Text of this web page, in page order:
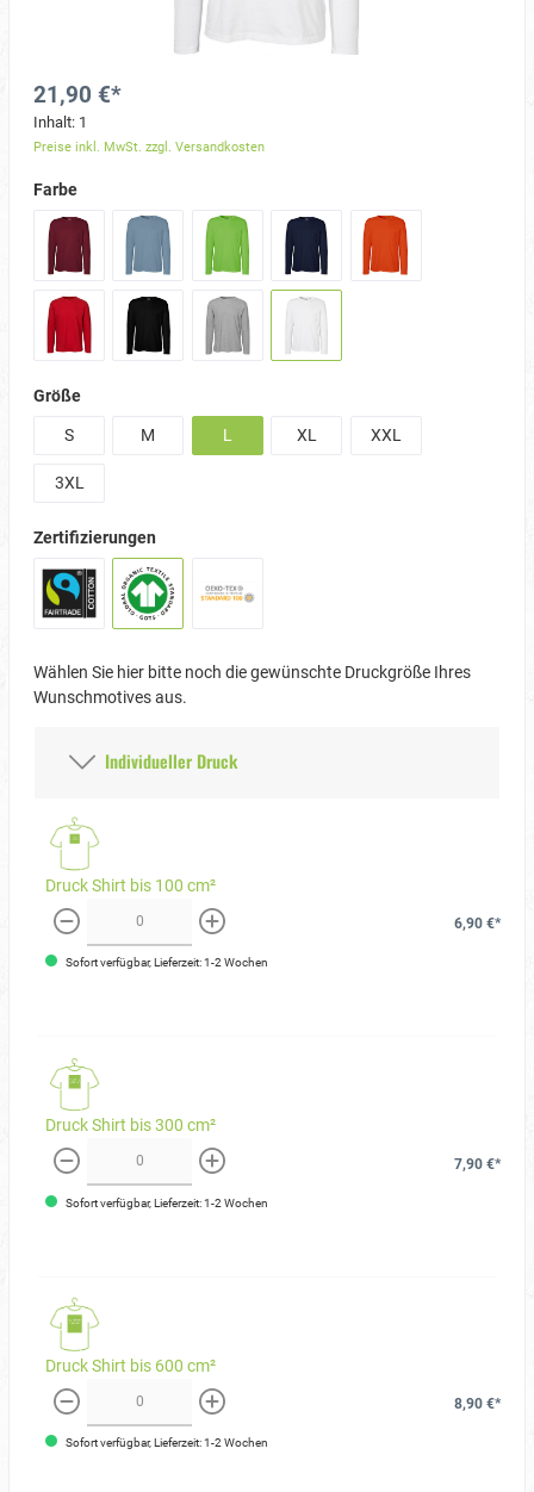
21,90 €*
Inhalt: 1
Preise inkl. MwSt. zzgl. Versandkosten
Farbe
Größe
S
M L XL XXL
3XL
Zertifizierungen
Wählen Sie hier bitte noch die gewünschte Druckgröße Ihres
Wunschmotives aus.
Individueller Druck
Druck Shirt bis 100 cm²
weniger mehr
6,90 €*
Sofort verfügbar, Lieferzeit: 1-2 Wochen
Druck Shirt bis 300 cm²
weniger mehr
7,90 €*
Sofort verfügbar, Lieferzeit: 1-2 Wochen
Druck Shirt bis 600 cm²
weniger mehr
8,90 €*
Sofort verfügbar, Lieferzeit: 1-2 Wochen